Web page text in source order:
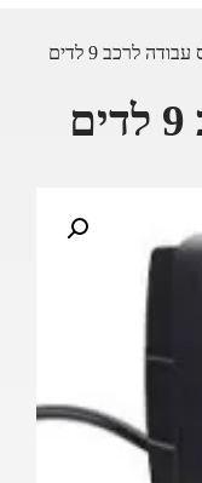
/ פנס עבודה לרכב 9 לדים
פנס עבודה לרכב 9 לדים